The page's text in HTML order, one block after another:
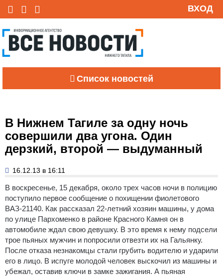
ВХОД
Список новостей
В Нижнем Тагиле за одну ночь
совершили два угона. Один
дерзкий, второй — выдуманный
16.12.13 в 16:11
В воскресенье, 15 декабря, около трех часов ночи в полицию
поступило первое сообщение о похищении фиолетового
ВАЗ-21140. Как рассказал 22-летний хозяин машины, у дома
по улице Пархоменко в районе Красного Камня он в
автомобиле ждал свою девушку. В это время к нему подсели
трое пьяных мужчин и попросили отвезти их на Гальянку.
После отказа незнакомцы стали грубить водителю и ударили
его в лицо. В испуге молодой человек выскочил из машины и
убежал, оставив ключи в замке зажигания. А пьяная